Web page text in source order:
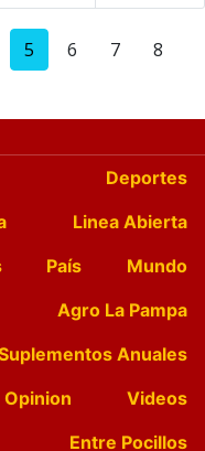
5 6 7
8
Deportes
Linea Abierta
País
Mundo
Agro La Pampa
Anuales
Opinion
Videos
Entre Pocillos